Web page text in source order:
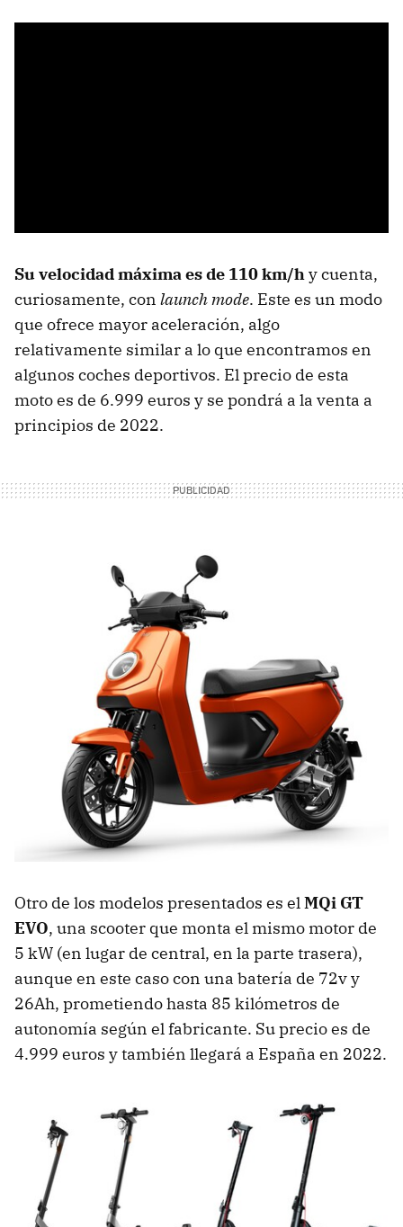
Su velocidad máxima es de 110 km/hy cuenta,
curiosamente, con launch mode. Este es un modo
que ofrece mayor aceleración, algo
relativamente similar a lo que encontramos en
algunos coches deportivos. El precio de esta
moto es de 6.999 euros y se pondrá a la venta a
principios de 2022.
Otro de los modelos presentados es elMQi GT
EVO, una scooter que monta el mismo motor de
5 kW (en lugar de central, en la parte trasera),
aunque en este caso con una batería de 72v y
26Ah, prometiendo hasta 85 kilómetros de
autonomía según el fabricante. Su precio es de
4.999 euros y también llegará a España en 2022.